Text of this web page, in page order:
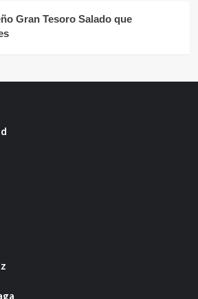
Gran Tesoro Salado que